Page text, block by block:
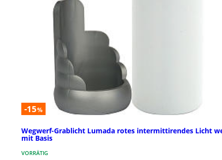
-15%
Wegwerf-Grablicht Lumada rotes intermittirendes Licht
mit Basis
VORRÄTIG